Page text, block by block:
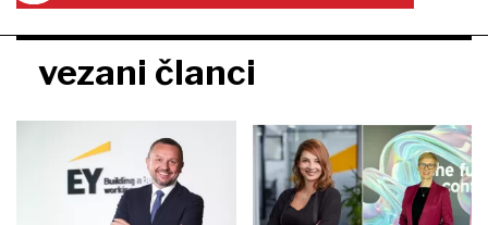
vezani članci